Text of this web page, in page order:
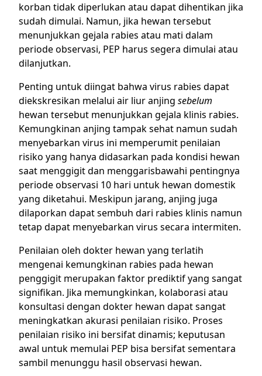
korban tidak diperlukan atau dapat dihentikan jika
sudah dimulai. Namun, jika hewan tersebut
menunjukkan gejala rabies atau mati dalam
periode observasi, PEP harus segera dimulai atau
dilanjutkan.
Penting untuk diingat bahwa virus rabies dapat
diekskresikan melalui air liur anjing sebelum
hewan tersebut menunjukkan gejala klinis rabies.
Kemungkinan anjing tampak sehat namun sudah
menyebarkan virus ini memperumit penilaian
risiko yang hanya didasarkan pada kondisi hewan
saat menggigit dan menggarisbawahi pentingnya
periode observasi 10 hari untuk hewan domestik
yang diketahui. Meskipun jarang, anjing juga
dilaporkan dapat sembuh dari rabies klinis namun
tetap dapat menyebarkan virus secara intermiten.
Penilaian oleh dokter hewan yang terlatih
mengenai kemungkinan rabies pada hewan
penggigit merupakan faktor prediktif yang sangat
signifikan. Jika memungkinkan, kolaborasi atau
konsultasi dengan dokter hewan dapat sangat
meningkatkan akurasi penilaian risiko. Proses
penilaian risiko ini bersifat dinamis; keputusan
awal untuk memulai PEP bisa bersifat sementara
sambil menunggu hasil observasi hewan.